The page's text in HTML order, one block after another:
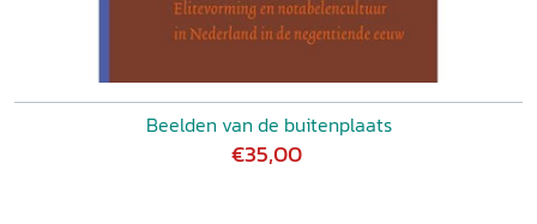
Beelden van de buitenplaats
€35,00